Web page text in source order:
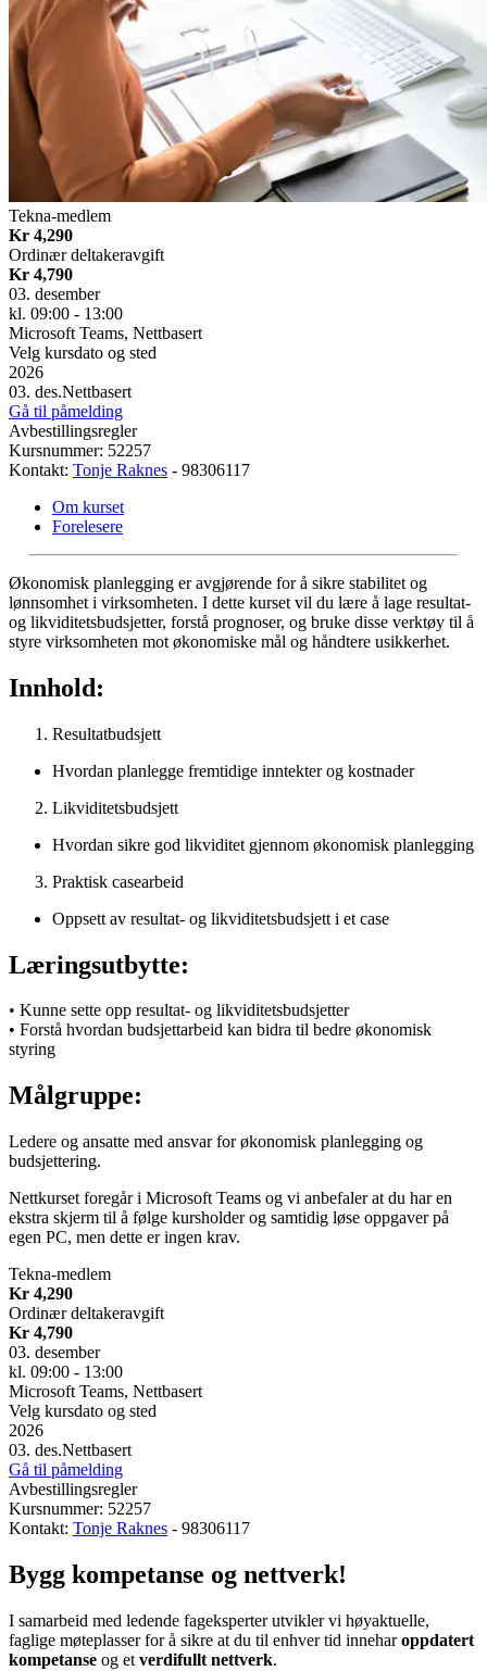
Tekna-medlem
Kr 4,290
Ordinær deltakeravgift
Kr 4,790
03. desember
kl. 09:00 - 13:00
Microsoft Teams, Nettbasert
Velg kursdato og sted
2026
03. des.Nettbasert
Gå til påmelding
Avbestillingsregler
Kursnummer: 52257
Kontakt: Tonje Raknes - 98306117
Om kurset
Forelesere
Økonomisk planlegging er avgjørende for å sikre stabilitet og
lønnsomhet i virksomheten. I dette kurset vil du lære å lage resultat-
og likviditetsbudsjetter, forstå prognoser, og bruke disse verktøy til å
styre virksomheten mot økonomiske mål og håndtere usikkerhet.
Innhold:
Resultatbudsjett
Hvordan planlegge fremtidige inntekter og kostnader
Likviditetsbudsjett
Hvordan sikre god likviditet gjennom økonomisk planlegging
Praktisk casearbeid
Oppsett av resultat- og likviditetsbudsjett i et case
Læringsutbytte:
• Kunne sette opp resultat- og likviditetsbudsjetter
• Forstå hvordan budsjettarbeid kan bidra til bedre økonomisk
styring
Målgruppe:
Ledere og ansatte med ansvar for økonomisk planlegging og
budsjettering.
Nettkurset foregår i Microsoft Teams og vi anbefaler at du har en
ekstra skjerm til å følge kursholder og samtidig løse oppgaver på
egen PC, men dette er ingen krav.
Tekna-medlem
Kr 4,290
Ordinær deltakeravgift
Kr 4,790
03. desember
kl. 09:00 - 13:00
Microsoft Teams, Nettbasert
Velg kursdato og sted
2026
03. des.Nettbasert
Gå til påmelding
Avbestillingsregler
Kursnummer: 52257
Kontakt: Tonje Raknes - 98306117
Bygg kompetanse og nettverk!
I samarbeid med ledende fageksperter utvikler vi høyaktuelle,
faglige møteplasser for å sikre at du til enhver tid inneharoppdatert
kompetanse og et verdifullt nettverk.